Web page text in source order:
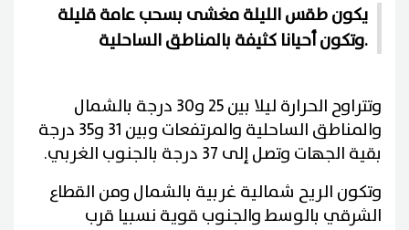
يكون طقس الليلة مغشى بسحب عامة قليلة
وتكون أحيانا كثيفة بالمناطق الساحلية.
وتتراوح الحرارة ليلا بين 25 و30 درجة بالشمال
والمناطق الساحلية والمرتفعات وبين 31 و35 درجة
بقية الجهات وتصل إلى 37 درجة بالجنوب الغربي.
وتكون الريح شمالية غربية بالشمال ومن القطاع
الشرقي بالوسط والجنوب قوية نسبيا قرب